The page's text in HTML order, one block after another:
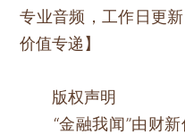
专业音频，工作日更
价值专递】
版权声明
“金融我闻”由财新